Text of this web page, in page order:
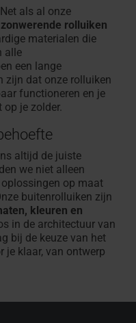
Net als al onze
zonwerende rolluiken
materialen die
alle
een lange
zijn dat onze rolluiken
functioneren en je
je zolder.
altijd de juiste
we niet alleen
op maat
buitenrolluiken zijn
kleuren en
in de architectuur van
bij de keuze van het
je klaar, van ontwerp